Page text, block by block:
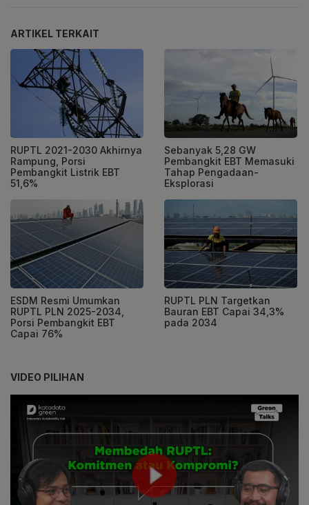
ARTIKEL TERKAIT
RUPTL 2021-2030 Akhirnya
Rampung, Porsi
Pembangkit Listrik EBT
51,6%
Sebanyak 5,28 GW
Pembangkit EBT Memasuki
Tahap Pengadaan-
Eksplorasi
ESDM Resmi Umumkan
RUPTL PLN 2025-2034,
Porsi Pembangkit EBT
Capai 76%
RUPTL PLN Targetkan
Bauran EBT Capai 34,3%
pada 2034
VIDEO PILIHAN